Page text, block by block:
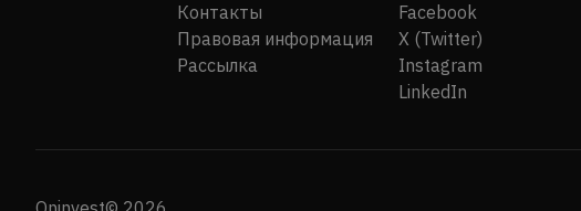
Контакты
Правовая информация
Рассылка
Facebook
X (Twitter)
Instagram
LinkedIn